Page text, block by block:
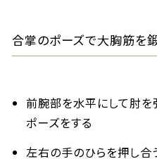
合掌のポーズで大胸筋を
前腕部を水平にして肘を
ポーズをする
左右の手のひらを押し合